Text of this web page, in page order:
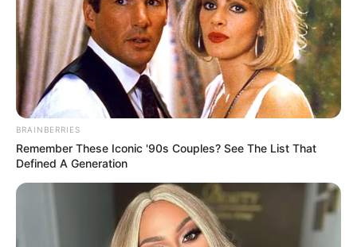
Tenemos todas las noticias que le
interesan. Para estar bien informado, por
favor, active las notificaciones de Alerta.
ACTIVAR AHORA
TEMAS DESTACADOS
RECIBO DEL AGUA
LOCALIDAD DE USAQUÉN
CUNDINAMARCA
DESAPARECIDOS
BRAINBERRIES
Remember These Iconic '90s Couples? See The List That
Defined A Generation